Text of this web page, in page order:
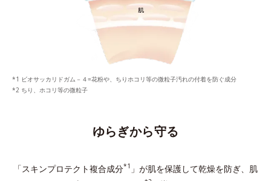
ビオサッカリドガム－４=花粉や、ちりホコリ等の微粒子汚れの付着を防ぐ成分
ちり、ホコリ等の微粒子
ゆらぎから守る
「スキンプロテクト複合成分*1 」が肌を保護して乾燥を防ぎ、 肌